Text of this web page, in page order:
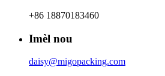
+86 18870183460
Imèl nou
daisy@migopacking.com